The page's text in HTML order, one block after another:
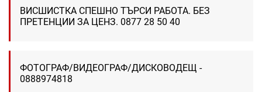
ВИСШИСТКА СПЕШНО ТЪРСИ РАБОТА. БЕЗ
ПРЕТЕНЦИИ ЗА ЦЕНЗ. 0877 28 50 40
ФОТОГРАФ/ВИДЕОГРАФ/ДИСКОВОДЕЩ -
0888974818